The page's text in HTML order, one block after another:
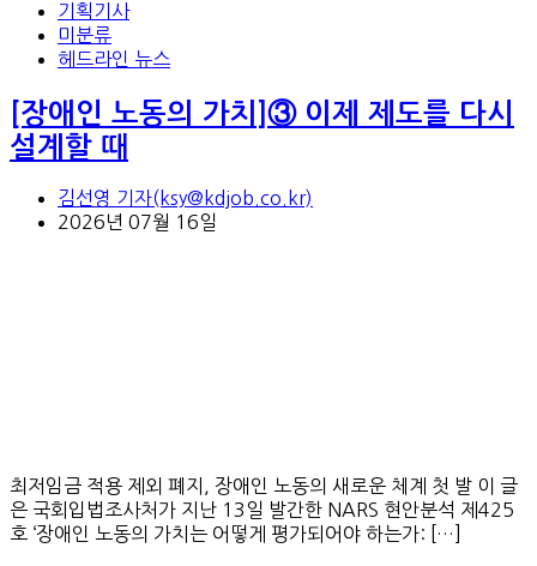
기획기사
미분류
헤드라인 뉴스
[장애인 노동의 가치]③ 이제 제도를 다시
설계할 때
김선영 기자(ksy@kdjob.co.kr)
2026년 07월 16일
최저임금 적용 제외 폐지, 장애인 노동의 새로운 체계 첫 발 이 글
은 국회입법조사처가 지난 13일 발간한 NARS 현안분석 제425
호 ‘장애인 노동의 가치는 어떻게 평가되어야 하는가: […]